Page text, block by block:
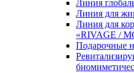
Линия
Линия для
Линия для
«RIVAGE /
Подарочные